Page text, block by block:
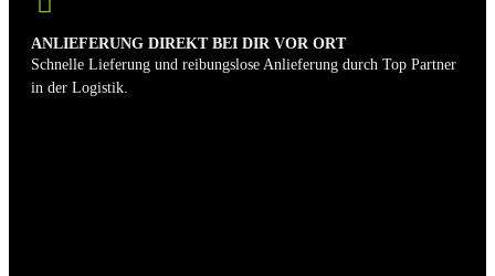
ANLIEFERUNG DIREKT BEI DIR VOR ORT
Schnelle Lieferung und reibungslose Anlieferung durch Top Partner
in der Logistik.